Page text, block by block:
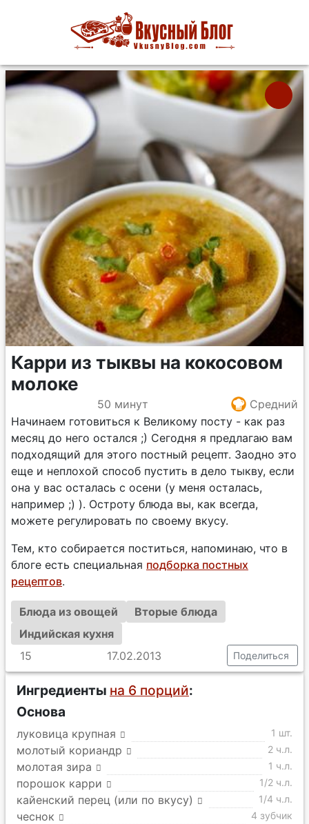
Карри из тыквы на кокосовом
молоке
50 минут
Средний
Начинаем готовиться к Великому посту - как раз
месяц до него остался ;) Сегодня я предлагаю вам
подходящий для этого постный рецепт. Заодно это
еще и неплохой способ пустить в дело тыкву, если
она у вас осталась с осени (у меня осталась,
например ;) ). Остроту блюда вы, как всегда,
можете регулировать по своему вкусу.
Тем, кто собирается поститься, напоминаю, что в
блоге есть специальная подборка постных
рецептов.
Блюда из овощей
Вторые блюда
Индийская кухня
15
17.02.2013 Поделиться
Ингредиенты на 6 порций:
Основа
луковица крупная 1 шт.
молотый кориандр 2 ч.л.
молотая зира 1 ч.л.
порошок карри 1/2 ч.л.
кайенский перец (или по вкусу) 1/4 ч.л.
чеснок 4 зубчик